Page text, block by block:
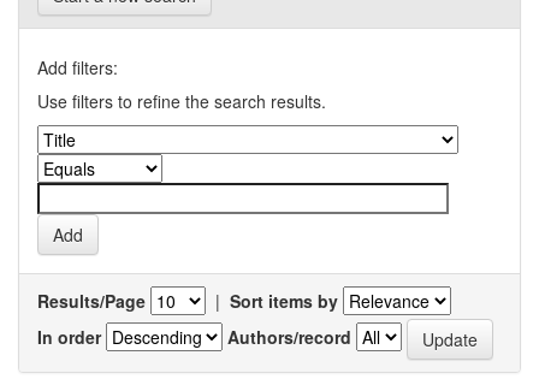
Add filters:
Use filters to refine the search results.
Results/Page | Sort items by
In order
Authors/record